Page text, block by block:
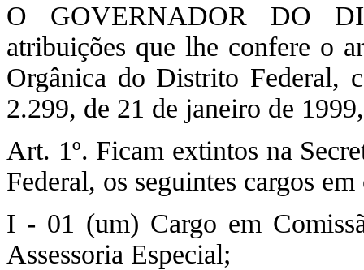
O GOVERNADOR DO
atribuições que lhe confere o
Orgânica do Distrito Federal,
2.299, de 21 de janeiro de
Art. 1º. Ficam extintos na
Federal, os seguintes cargos
I - 01 (um) Cargo em
Assessoria Especial;